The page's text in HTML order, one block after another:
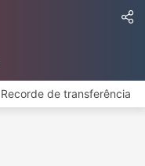
Recorde de transferência